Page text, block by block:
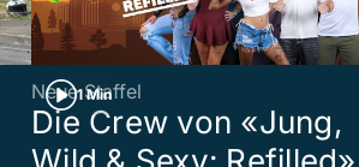
1 Min
Neue Staffel
Die Crew von «Jung,